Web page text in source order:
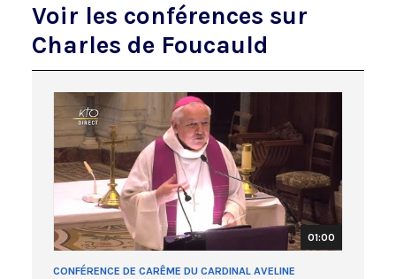
Voir les conférences sur
Charles de Foucauld
01:00
CONFÉRENCE DE CARÊME DU CARDINAL AVELINE